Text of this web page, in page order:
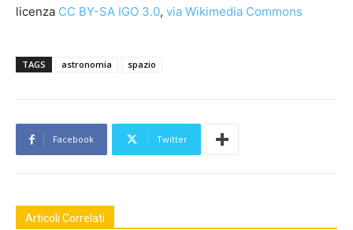
licenza CC BY-SA IGO 3.0, via Wikimedia Commons
TAGS astronomia spazio
Facebook Twitter
Articoli Correlati